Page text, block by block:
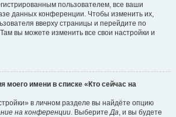
пользователем, все ваши
данных конференции. Чтобы изменить их,
вверху страницы и перейдите по
вы можете изменить все свои настройки и
моего имени в списке «Кто сейчас на
в личном разделе вы найдёте опцию
на конференции. ВыберитеДа, и вы будете